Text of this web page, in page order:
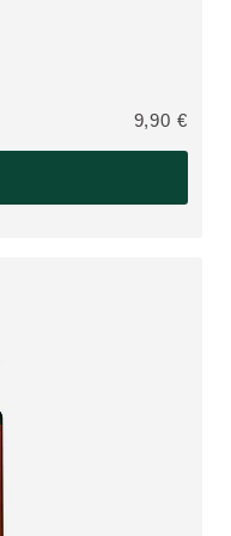
0 consumatori
9,90 €